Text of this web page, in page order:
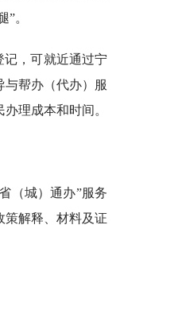
。
，可就近通过宁
与帮办（代办）服
理成本和时间。
（城）通办”服务
策解释、材料及证